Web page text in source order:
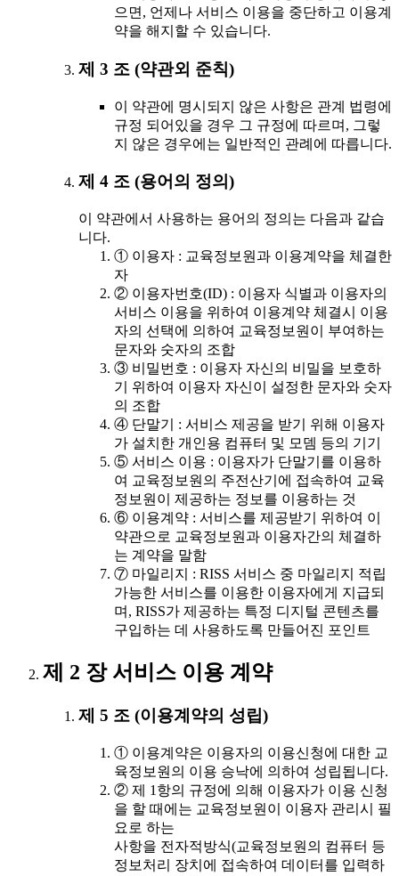
으면, 언제나 서비스 이용을 중단하고 이용계
약을 해지할 수 있습니다.
제 3 조 (약관외 준칙)
이 약관에 명시되지 않은 사항은 관계 법령에
규정 되어있을 경우 그 규정에 따르며, 그렇
지 않은 경우에는 일반적인 관례에 따릅니다.
제 4 조 (용어의 정의)
이 약관에서 사용하는 용어의 정의는 다음과 같습
니다.
① 이용자 : 교육정보원과 이용계약을 체결한
자
② 이용자번호(ID) : 이용자 식별과 이용자의
서비스 이용을 위하여 이용계약 체결시 이용
자의 선택에 의하여 교육정보원이 부여하는
문자와 숫자의 조합
③ 비밀번호 : 이용자 자신의 비밀을 보호하
기 위하여 이용자 자신이 설정한 문자와 숫자
의 조합
④ 단말기 : 서비스 제공을 받기 위해 이용자
가 설치한 개인용 컴퓨터 및 모뎀 등의 기기
⑤ 서비스 이용 : 이용자가 단말기를 이용하
여 교육정보원의 주전산기에 접속하여 교육
정보원이 제공하는 정보를 이용하는 것
⑥ 이용계약 : 서비스를 제공받기 위하여 이
약관으로 교육정보원과 이용자간의 체결하
는 계약을 말함
⑦ 마일리지 : RISS 서비스 중 마일리지 적립
가능한 서비스를 이용한 이용자에게 지급되
며, RISS가 제공하는 특정 디지털 콘텐츠를
구입하는 데 사용하도록 만들어진 포인트
제 2 장 서비스 이용 계약
제 5 조 (이용계약의 성립)
① 이용계약은 이용자의 이용신청에 대한 교
육정보원의 이용 승낙에 의하여 성립됩니다.
② 제 1항의 규정에 의해 이용자가 이용 신청
을 할 때에는 교육정보원이 이용자 관리시 필
요로 하는
사항을 전자적방식(교육정보원의 컴퓨터 등
정보처리 장치에 접속하여 데이터를 입력하